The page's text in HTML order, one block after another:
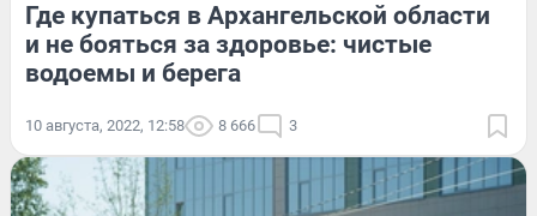
Где купаться в Архангельской области
и не бояться за здоровье: чистые
водоемы и берега
10 августа, 2022, 12:58 8 666 3